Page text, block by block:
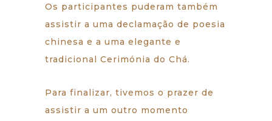
Os participantes puderam também
assistir a uma declamação de poesia
chinesa e a uma elegante e
tradicional Cerimónia do Chá.
Para finalizar, tivemos o prazer de
assistir a um outro momento